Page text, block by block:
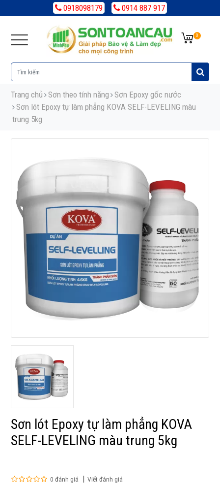
0918098179 0914 887 917
0
Trang chủ Sơn theo tính năng Sơn Epoxy gốc nước
Sơn lót Epoxy tự làm phẳng KOVA SELF-LEVELING màu
trung 5kg
Sơn lót Epoxy tự làm phẳng KOVA
SELF-LEVELING màu trung 5kg
0 đánh giá Viết đánh giá